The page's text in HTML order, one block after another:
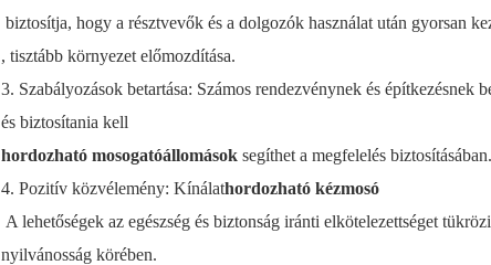
biztosítja, hogy a résztvevők és a dolgozók használat után gyorsan
, tisztább környezet előmozdítása.
3. Szabályozások betartása: Számos rendezvénynek és
és biztosítania kell
hordozható mosogatóállomások segíthet a megfelelés biztosításában.
4.Pozitív közvélemény: Kínálathordozható kézmosó
A lehetőségek az egészség és biztonság iránti elkötelezettséget
nyilvánosság körében.